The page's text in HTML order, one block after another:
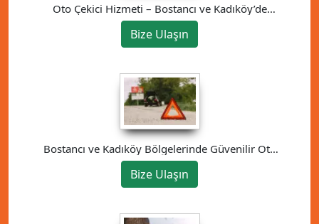
Oto Çekici Hizmeti – Bostancı ve Kadıköy’de
Güvenilir Çözüm
Bize Ulaşın
Bostancı ve Kadıköy Bölgelerinde Güvenilir Oto
Kurtarma Hizmeti
Bize Ulaşın